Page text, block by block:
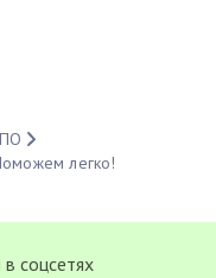
легко!
соцсетях